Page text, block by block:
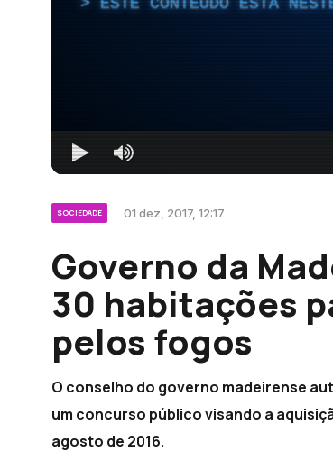
SOCIEDADE 01 dez, 2017, 12:17
Governo da
30 habitações
pelos fogos
O conselho do governo madeirense
um concurso público visando a
agosto de 2016.